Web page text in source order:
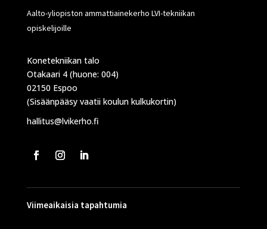
Aalto-yliopiston ammattiainekerho LVI-tekniikan
opiskelijoille
Konetekniikan talo
Otakaari 4 (huone: 004)
02150 Espoo
(Sisäänpääsy vaatii koulun kulkukortin)
hallitus@lvikerho.fi
Viimeaikaisia tapahtumia